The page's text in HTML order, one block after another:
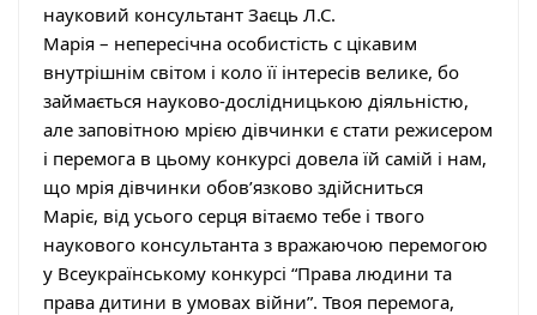
науковий консультант Заєць Л.С.
Марія – непересічна особистість с цікавим
внутрішнім світом і коло її інтересів велике, бо
займається науково-дослідницькою діяльністю,
але заповітною мрією дівчинки є стати режисером
і перемога в цьому конкурсі довела їй самій і нам,
що мрія дівчинки обов’язково здійсниться
Маріє, від усього серця вітаємо тебе і твого
наукового консультанта з вражаючою перемогою
у Всеукраїнському конкурсі “Права людини та
права дитини в умовах війни”. Твоя перемога,